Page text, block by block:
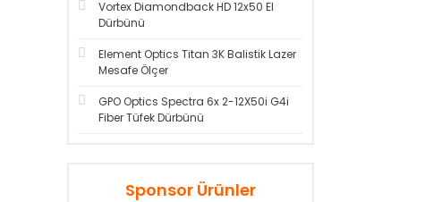
Vortex Diamondback HD 12x50 El
Dürbünü
Element Optics Titan 3K Balistik Lazer
Mesafe Ölçer
GPO Optics Spectra 6x 2-12X50i G4i
Fiber Tüfek Dürbünü
Sponsor Ürünler